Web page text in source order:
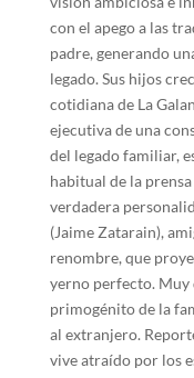
con el apego a las
padre, generando
legado. Sus hijos
cotidiana de La
ejecutiva de una
del legado familiar,
habitual de la
verdadera
(Jaime Zatarain),
renombre, que
yerno perfecto. Muy
primogénito de la
al extranjero.
vive atraído por los